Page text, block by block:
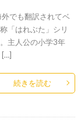
でも翻訳されてベ
「はれぶた」シリ
主人公の小学3年
[…]
続きを読む